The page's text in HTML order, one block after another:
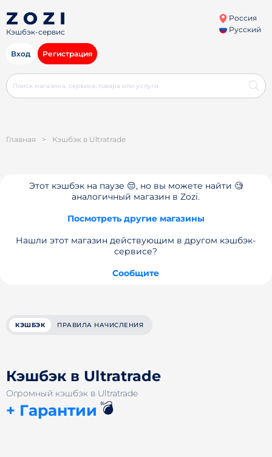
Кэшбэк-сервис
Россия
Русский
Вход Регистрация
Главная > Кэшбэк в Ultratrade
Этот кэшбэк на паузе 😔, но вы можете найти 🧐
аналогичный магазин в Zozi.
Посмотреть другие магазины
Нашли этот магазин действующим в другом кэшбэк-
сервисе?
Сообщите
КЭШБЭК ПРАВИЛА НАЧИСЛЕНИЯ
Кэшбэк в Ultratrade
Огромный кэшбэк в Ultratrade
+ Гарантии 💣